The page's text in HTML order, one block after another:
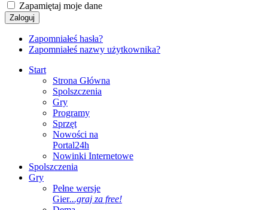
Zapamiętaj moje dane
Zapomniałeś hasła?
Zapomniałeś nazwy użytkownika?
Start
Strona Główna
Spolszczenia
Gry
Programy
Sprzęt
Nowości na
Portal24h
Nowinki Internetowe
Spolszczenia
Gry
Pełne wersje
Gier...graj za free!